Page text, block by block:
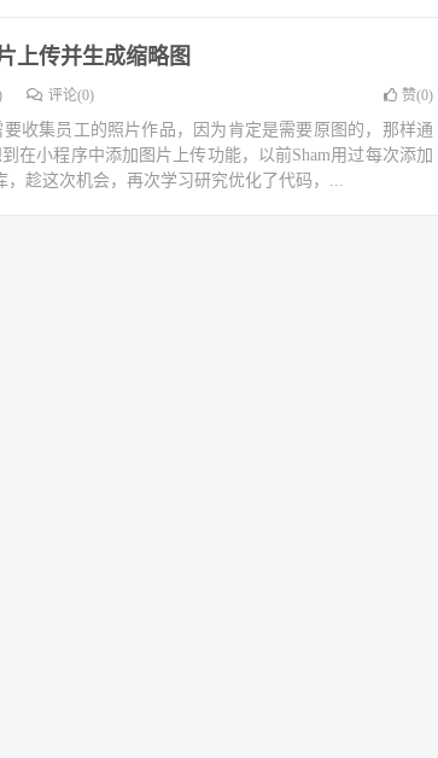
上传并生成缩略图
评论(0) 赞(0)
收集员工的照片作品，因为肯定是需要原图的，那样通
在小程序中添加图片上传功能，以前Sham用过每次添加
趁这次机会，再次学习研究优化了代码，...